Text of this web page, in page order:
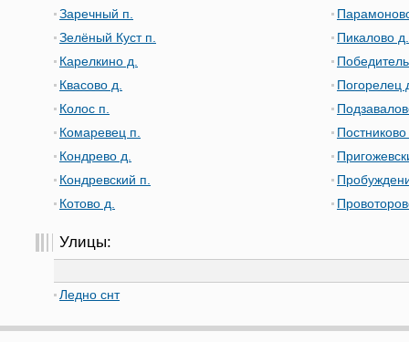
Заречный п.
Зелёный Куст п.
Карелкино д.
Квасово д.
Колос п.
Комаревец п.
Кондрево д.
Кондревский п.
Котово д.
Пикалово д.
Погорелец
Улицы:
Ледно снт